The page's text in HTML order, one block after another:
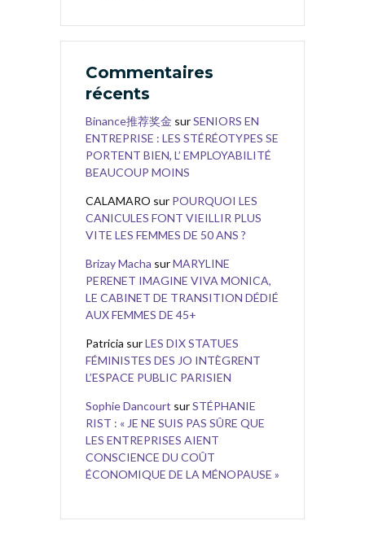
Commentaires
récents
Binance推荐奖金 surSENIORS EN
ENTREPRISE : LES STÉRÉOTYPES SE
PORTENT BIEN, L’ EMPLOYABILITÉ
BEAUCOUP MOINS
CALAMARO sur POURQUOI LES
CANICULES FONT VIEILLIR PLUS
VITE LES FEMMES DE 50 ANS ?
Brizay Macha surMARYLINE
PERENET IMAGINE VIVA MONICA,
LE CABINET DE TRANSITION DÉDIÉ
AUX FEMMES DE 45+
Patricia surLES DIX STATUES
FÉMINISTES DES JO INTÈGRENT
L’ESPACE PUBLIC PARISIEN
Sophie Dancourt surSTÉPHANIE
RIST : « JE NE SUIS PAS SÛRE QUE
LES ENTREPRISES AIENT
CONSCIENCE DU COÛT
ÉCONOMIQUE DE LA MÉNOPAUSE »